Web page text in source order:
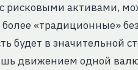
рисковыми активами,
более «традиционные»
будет в значительной
движением одной